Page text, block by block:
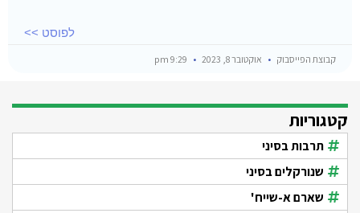
לפוסט >>
קבוצת הפייסבוק אוקטובר 8, 2023
קטגוריות
תרבות בסיני
שנורקלים בסיני
שארם א-שייח'